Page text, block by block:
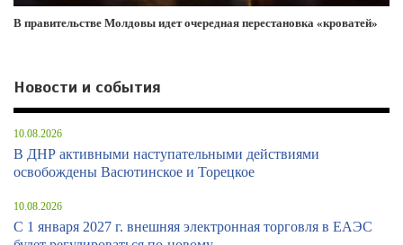
В правительстве Молдовы идет очередная перестановка «кроватей»
Новости и события
10.08.2026
В ДНР активными наступательными действиями
освобождены Васютинское и Торецкое
10.08.2026
С 1 января 2027 г. внешняя электронная торговля в ЕАЭС